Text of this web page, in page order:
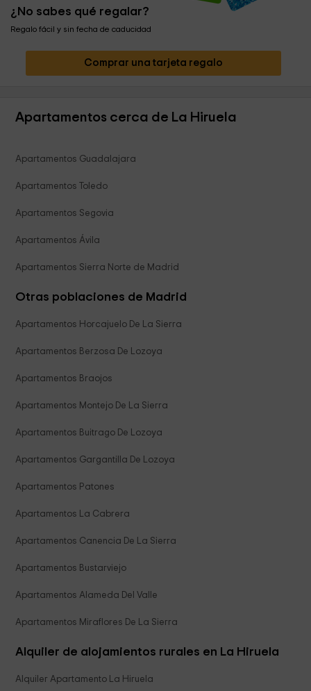
¿No sabes qué regalar?
Regalo fácil y sin fecha de caducidad
Comprar una tarjeta regalo
Apartamentos cerca de La Hiruela
Apartamentos Guadalajara
Apartamentos Toledo
Apartamentos Segovia
Apartamentos Ávila
Apartamentos Sierra Norte de Madrid
Otras poblaciones de Madrid
Apartamentos Horcajuelo De La Sierra
Apartamentos Berzosa De Lozoya
Apartamentos Braojos
Apartamentos Montejo De La Sierra
Apartamentos Buitrago De Lozoya
Apartamentos Gargantilla De Lozoya
Apartamentos Patones
Apartamentos La Cabrera
Apartamentos Canencia De La Sierra
Apartamentos Bustarviejo
Apartamentos Alameda Del Valle
Apartamentos Miraflores De La Sierra
Alquiler de alojamientos rurales en La Hiruela
Alquiler Apartamento La Hiruela